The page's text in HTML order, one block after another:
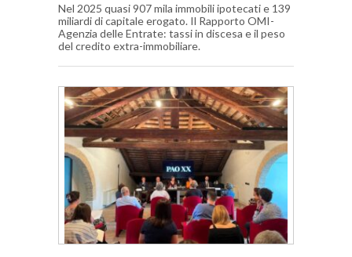
Nel 2025 quasi 907 mila immobili ipotecati e 139
miliardi di capitale erogato. Il Rapporto OMI-
Agenzia delle Entrate: tassi in discesa e il peso
del credito extra-immobiliare.